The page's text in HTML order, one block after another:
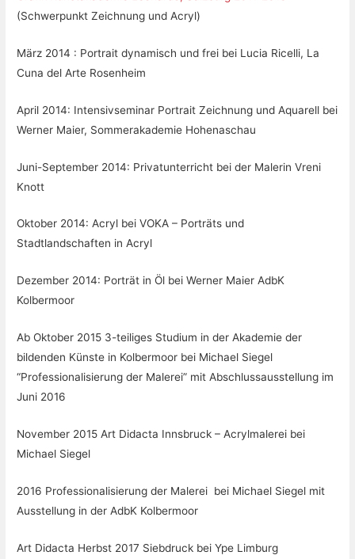
(Schwerpunkt Zeichnung und Acryl)
März 2014 : Portrait dynamisch und frei bei Lucia Ricelli, La
Cuna del Arte Rosenheim
April 2014: Intensivseminar Portrait Zeichnung und Aquarell bei
Werner Maier, Sommerakademie Hohenaschau
Juni-September 2014: Privatunterricht bei der Malerin Vreni
Knott
Oktober 2014: Acryl bei VOKA – Porträts und
Stadtlandschaften in Acryl
Dezember 2014: Porträt in Öl bei Werner Maier AdbK
Kolbermoor
Ab Oktober 2015 3-teiliges Studium in der Akademie der
bildenden Künste in Kolbermoor bei Michael Siegel
“Professionalisierung der Malerei” mit Abschlussausstellung im
Juni 2016
November 2015 Art Didacta Innsbruck – Acrylmalerei bei
Michael Siegel
2016 Professionalisierung der Malerei bei Michael Siegel mit
Ausstellung in der AdbK Kolbermoor
Art Didacta Herbst 2017 Siebdruck bei Ype Limburg